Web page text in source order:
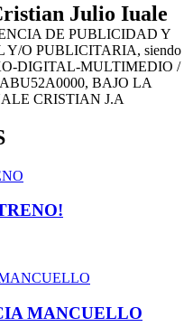
Julio Iuale
DE PUBLICIDAD Y
O PUBLICITARIA, siendo
DIGITAL-MULTIMEDIO /
BAJO LA
CRISTIAN J.A
MANCUELLO